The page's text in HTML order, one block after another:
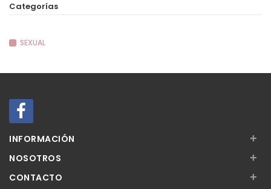
Categorías
SEXUAL
INFORMACIÓN +
NOSOTROS +
CONTACTO +